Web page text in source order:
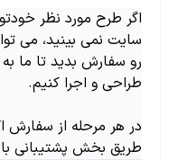
اگر طرح مورد نظر
سایت نمی بینید، می
رو سفارش بدید تا ما
طراحی و اجرا کنیم.
در هر مرحله از سفارش
طریق بخش پشتیبانی با